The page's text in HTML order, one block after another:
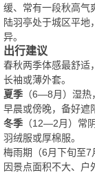
缓、常有一段秋高气
陆羽亭处于城区平地
异。
出行建议
春秋两季体感最舒
长袖或薄外套。
夏季 （6—8月）湿
早晨或傍晚，备好遮
冬季 （12—2月）常
羽绒服或厚棉服。
梅雨期（6月下旬至7
因景点面积不大、户